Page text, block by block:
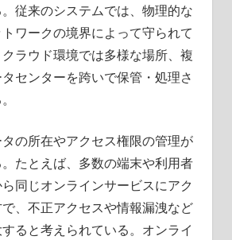
従来のシステムでは、物理的な
ワークの境界によって守られて
ラウド環境では多様な場所、複
センターを跨いで保管・処理さ
の所在やアクセス権限の管理が
たとえば、多数の端末や利用者
同じオンラインサービスにアク
、不正アクセスや情報漏洩など
ると考えられている。オンライ